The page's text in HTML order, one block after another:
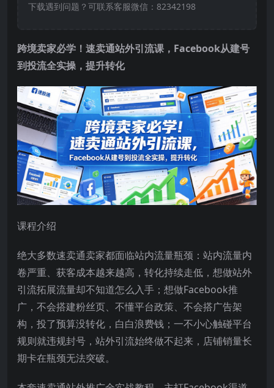
下载遇到问题？可联系客服微信：82342198
跨境卖家必学！速卖通站外引流课，Facebook从建号
到投流全实操，提升转化
课程介绍
绝大多数速卖通卖家都面临站内流量瓶颈：站内流量内
卷严重、获客成本越来越高，转化持续走低，想做站外
引流拓展流量却不知道怎么入手；想做Facebook推
广，不会搭建粉丝页、不懂平台政策、不会搭广告架
构，投了预算没转化，白白浪费钱；一不小心触碰平台
规则就违规封号，站外引流始终做不起来，店铺销量长
期卡在瓶颈无法突破。